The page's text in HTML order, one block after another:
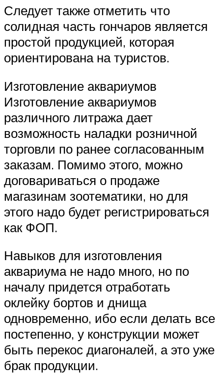
Следует также отметить что
солидная часть гончаров является
простой продукцией, которая
ориентирована на туристов.
Изготовление аквариумов
Изготовление аквариумов
различного литража дает
возможность наладки розничной
торговли по ранее согласованным
заказам. Помимо этого, можно
договариваться о продаже
магазинам зоотематики, но для
этого надо будет регистрироваться
как ФОП.
Навыков для изготовления
аквариума не надо много, но по
началу придется отработать
оклейку бортов и днища
одновременно, ибо если делать все
постепенно, у конструкции может
быть перекос диагоналей, а это уже
брак продукции.